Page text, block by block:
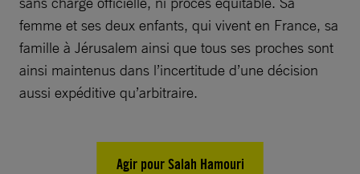
femme et ses deux enfants, qui vivent en France, sa
famille à Jérusalem ainsi que tous ses proches sont
ainsi maintenus dans l’incertitude d’une décision
aussi expéditive qu’arbitraire.
Agir pour Salah Hamouri